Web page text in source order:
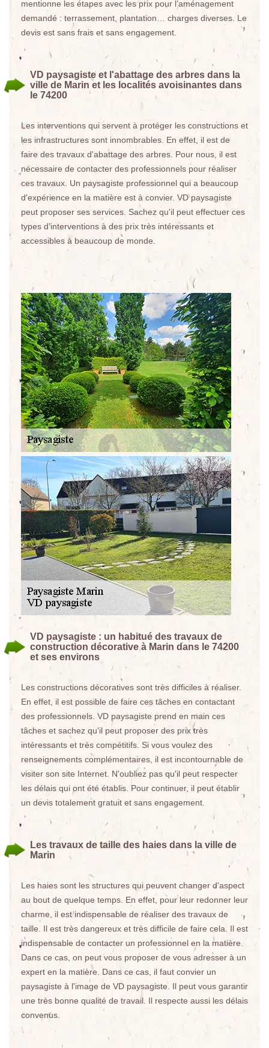
mentionne les étapes avec les prix pour l’aménagement
demandé : terrassement, plantation… charges diverses. Le
devis est sans frais et sans engagement.
VD paysagiste et l'abattage des arbres dans la
ville de Marin et les localités avoisinantes dans
le 74200
Les interventions qui servent à protéger les constructions et
les infrastructures sont innombrables. En effet, il est de
faire des travaux d'abattage des arbres. Pour nous, il est
nécessaire de contacter des professionnels pour réaliser
ces travaux. Un paysagiste professionnel qui a beaucoup
d'expérience en la matière est à convier. VD paysagiste
peut proposer ses services. Sachez qu'il peut effectuer ces
types d'interventions à des prix très intéressants et
accessibles à beaucoup de monde.
VD paysagiste : un habitué des travaux de
construction décorative à Marin dans le 74200
et ses environs
Les constructions décoratives sont très difficiles à réaliser.
En effet, il est possible de faire ces tâches en contactant
des professionnels. VD paysagiste prend en main ces
tâches et sachez qu'il peut proposer des prix très
intéressants et très compétitifs. Si vous voulez des
renseignements complémentaires, il est incontournable de
visiter son site Internet. N'oubliez pas qu'il peut respecter
les délais qui ont été établis. Pour continuer, il peut établir
un devis totalement gratuit et sans engagement.
Les travaux de taille des haies dans la ville de
Marin
Les haies sont les structures qui peuvent changer d'aspect
au bout de quelque temps. En effet, pour leur redonner leur
charme, il est indispensable de réaliser des travaux de
taille. Il est très dangereux et très difficile de faire cela. Il est
indispensable de contacter un professionnel en la matière.
Dans ce cas, on peut vous proposer de vous adresser à un
expert en la matière. Dans ce cas, il faut convier un
paysagiste à l'image de VD paysagiste. Il peut vous garantir
une très bonne qualité de travail. Il respecte aussi les délais
convenus.